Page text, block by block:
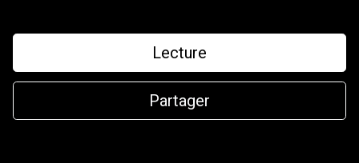
Lecture
Partager